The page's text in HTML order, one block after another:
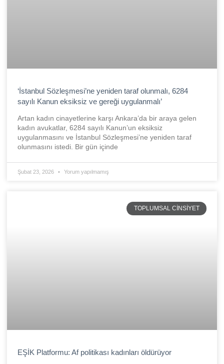
‘İstanbul Sözleşmesi’ne yeniden taraf olunmalı, 6284
sayılı Kanun eksiksiz ve gereği uygulanmalı’
Artan kadın cinayetlerine karşı Ankara’da bir araya gelen
kadın avukatlar, 6284 sayılı Kanun’un eksiksiz
uygulanmasını ve İstanbul Sözleşmesi’ne yeniden taraf
olunmasını istedi. Bir gün içinde
Şubat 23, 2026 Yorum yapılmamış
TOPLUMSAL CINSIYET
EŞİK Platformu: Af politikası kadınları öldürüyor